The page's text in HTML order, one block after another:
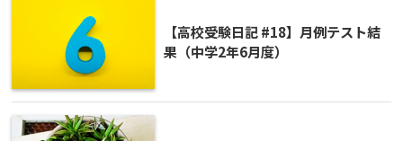
【高校受験日記 #18】月例テスト結
果（中学2年6月度）